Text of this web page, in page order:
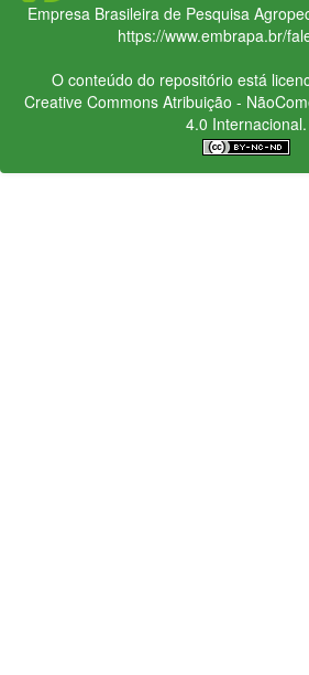
Empresa Brasileira de Pesquisa
https://www.embrapa.br/
O conteúdo do repositório está
Creative CommonsAtribuição -
4.0 Internacional.